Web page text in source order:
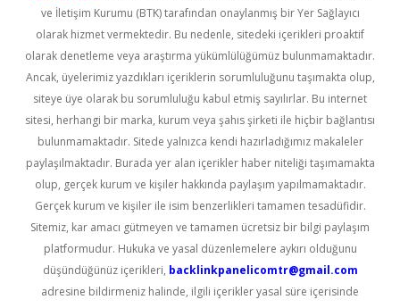
ve İletişim Kurumu (BTK) tarafından onaylanmış bir Yer Sağlayıcı
olarak hizmet vermektedir. Bu nedenle, sitedeki içerikleri proaktif
olarak denetleme veya araştırma yükümlülüğümüz bulunmamaktadır.
Ancak, üyelerimiz yazdıkları içeriklerin sorumluluğunu taşımakta olup,
siteye üye olarak bu sorumluluğu kabul etmiş sayılırlar. Bu internet
sitesi, herhangi bir marka, kurum veya şahıs şirketi ile hiçbir bağlantısı
bulunmamaktadır. Sitede yalnızca kendi hazırladığımız makaleler
paylaşılmaktadır. Burada yer alan içerikler haber niteliği taşımamakta
olup, gerçek kurum ve kişiler hakkında paylaşım yapılmamaktadır.
Gerçek kurum ve kişiler ile isim benzerlikleri tamamen tesadüfidir.
Sitemiz, kar amacı gütmeyen ve tamamen ücretsiz bir bilgi paylaşım
platformudur. Hukuka ve yasal düzenlemelere aykırı olduğunu
düşündüğünüz içerikleri, backlinkpanelicomtr@gmail.com
adresine bildirmeniz halinde, ilgili içerikler yasal süre içerisinde